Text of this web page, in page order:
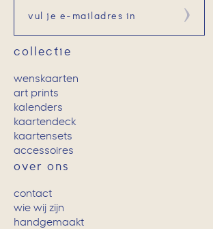
collectie
wenskaarten
art prints
kalenders
kaartendeck
kaartensets
accessoires
over ons
contact
wie wij zijn
handgemaakt